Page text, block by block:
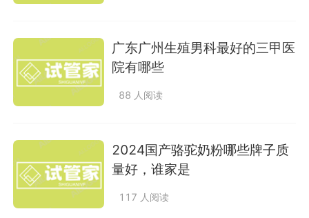
广东广州生殖男科最好的三甲医
院有哪些
88 人阅读
2024国产骆驼奶粉哪些牌子质
量好，谁家是
117 人阅读